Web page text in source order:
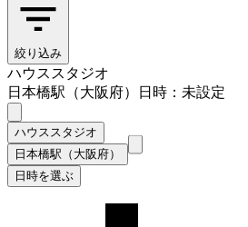
絞り込み
ハウススタジオ
日本橋駅（大阪府）
日時：未設定
ハウススタジオ
日本橋駅（大阪府）
日時を選ぶ